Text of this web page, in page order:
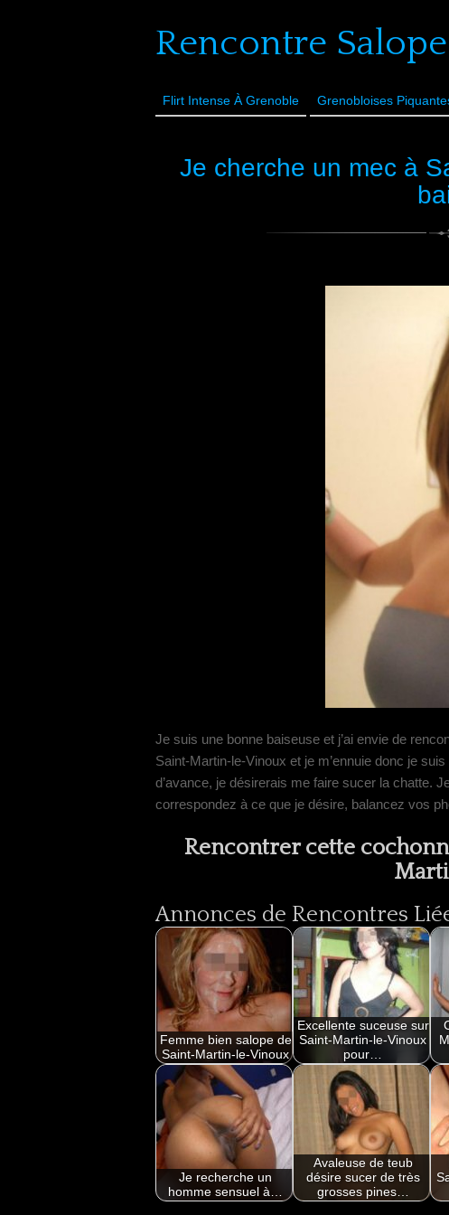
Rencontre
Flirt Intense À Grenoble Grenobloises
Je cherche un mec à
Je suis une bonne baiseuse et j’ai envie de
Saint-Martin-le-Vinoux et je m’ennuie donc je
d’avance, je désirerais me faire sucer la chatte.
correspondez à ce que je désire, balancez vos
Rencontrer cette
Annonces de Rencontres
Femme bien salope de
Saint-Martin-le-Vinoux
Excellente suceuse sur
Saint-Martin-le-Vinoux
pour…
Je recherche un
homme sensuel à…
Avaleuse de teub
désire sucer de très
grosses pines…